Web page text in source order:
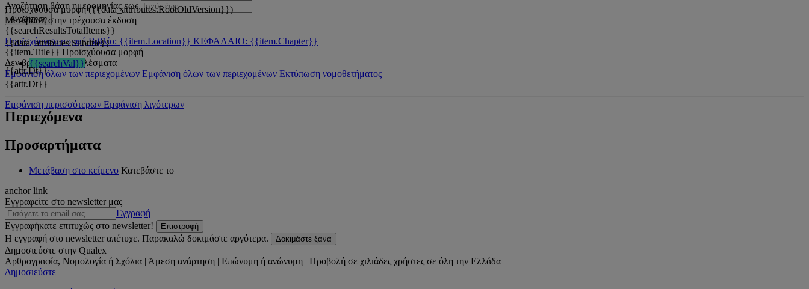
Αναζήτηση βάση ημερομηνίας εως
Αναζήτηση
{{searchResultsTotalItems}}
Προϊσχύουσα μορφή Βιβλίο: {{item.Location}} ΚΕΦΑΛΑΙΟ: {{item.Chapter}}
{{item.Title}} Προϊσχύουσα μορφή
Δεν βρέθηκαν αποτελέσματα
Εμφάνιση όλων των περιεχομένων Εμφάνιση όλων των περιεχομένων Εκτύπωση νομοθετήματος
Προϊσχύουσα μορφή ({{data_attributes.RootOldVersion}})
Μετάβαση στην τρέχουσα έκδοση
{{data_attributes.Subtitle}}
{{searchVal}}
{{attr.Dt}}
Εμφάνιση περισσότερων Εμφάνιση λιγότερων
{{attr.Dt}}
Περιεχόμενα
Προσαρτήματα
Μετάβαση στο κείμενο Κατεβάστε το
anchor link
Εγγραφείτε στο newsletter μας
Εγγραφή
Εγγραφήκατε επιτυχώς στο newsletter!
Επιστροφή
Η εγγραφή στο newsletter απέτυχε. Παρακαλώ δοκιμάστε αργότερα. Δοκιμάστε ξανά
Δημοσιεύστε στην Qualex
Αρθρογραφία, Νομολογία ή Σχόλια | Άμεση ανάρτηση | Επώνυμη ή ανώνυμη | Προβολή σε χιλιάδες χρήστες σε όλη την Ελλάδα
Δημοσιεύστε